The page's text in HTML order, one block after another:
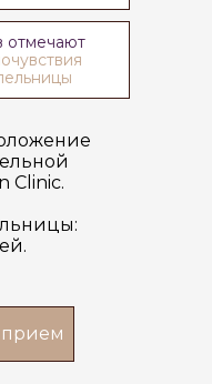
Clinic.
прием
отмечают